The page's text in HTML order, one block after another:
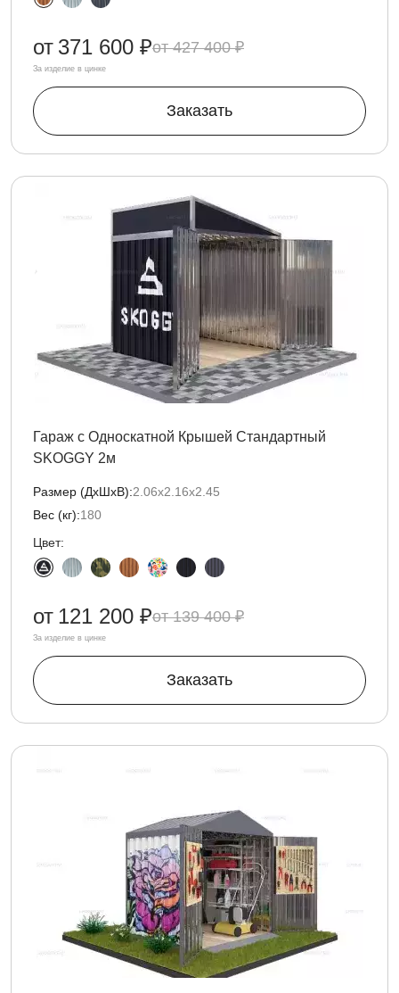
427 400 ₽
от 371 600 ₽
За изделие в цинке
Заказать
Гараж с Односкатной Крышей Стандартный
SKOGGY 2м
Размер (ДxШxВ):2.06х2.16х2.45
Вес (кг):180
Цвет:
139 400 ₽
от 121 200 ₽
За изделие в цинке
Заказать